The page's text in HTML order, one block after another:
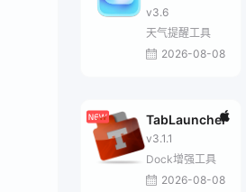
v3.6
天气提醒工具
2026-08-08
TabLauncher
v3.1.1
Dock增强工具
2026-08-08